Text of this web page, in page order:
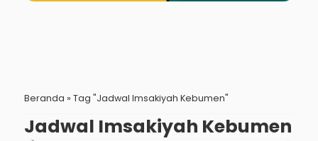
Beranda » Tag "Jadwal Imsakiyah Kebumen"
Jadwal Imsakiyah Kebumen